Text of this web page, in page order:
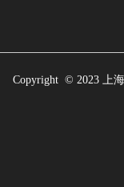
Copyright  © 2023 上